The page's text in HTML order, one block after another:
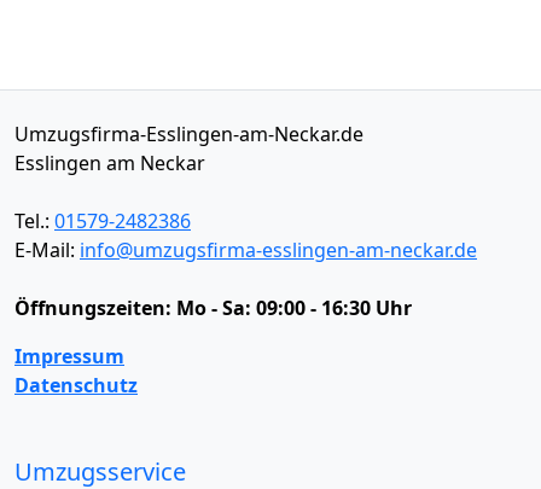
Umzugsfirma-Esslingen-am-Neckar.de
Esslingen am Neckar
Tel.: 01579-2482386
E-Mail: info@umzugsfirma-esslingen-am-neckar.de
Öffnungszeiten: Mo - Sa: 09:00 - 16:30 Uhr
Impressum
Datenschutz
Umzugsservice